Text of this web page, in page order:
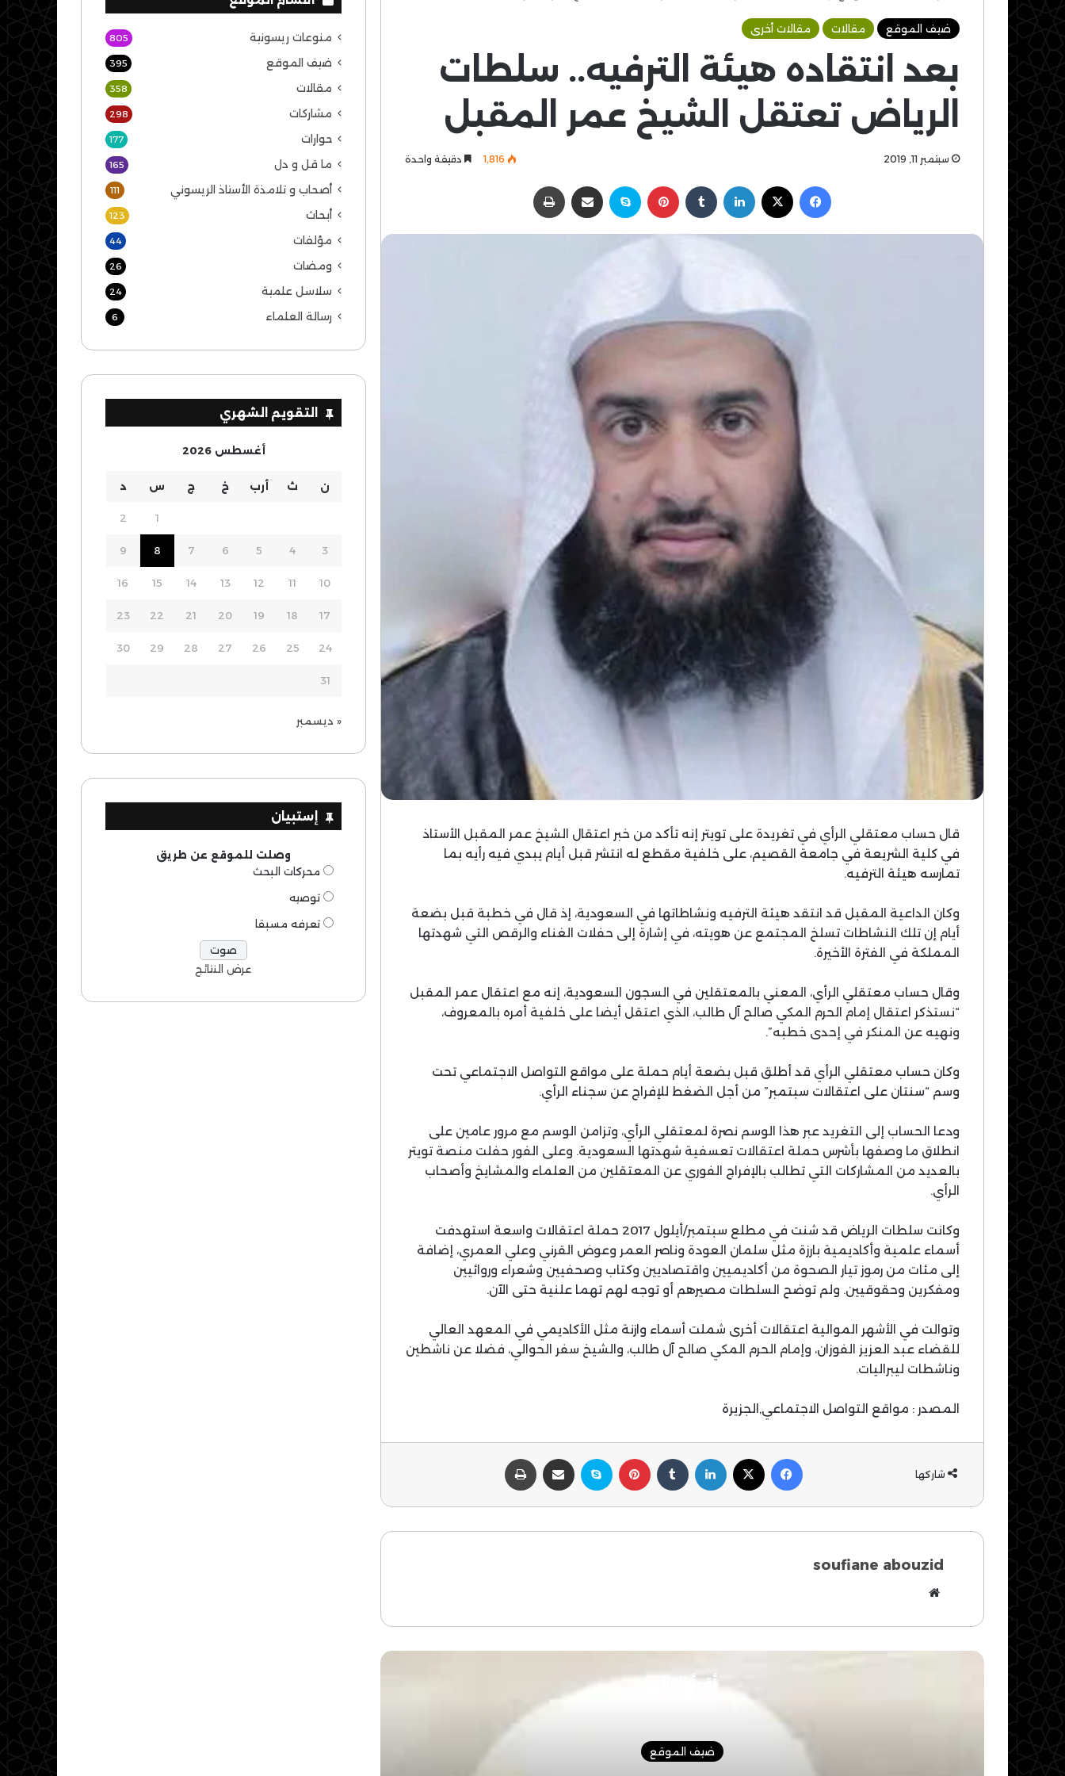
ضيف الموقع مقالات مقالات أخرى
بعد انتقاده هيئة الترفيه.. سلطات
الرياض تعتقل الشيخ عمر المقبل
سبتمبر 11, 2019 1٬816 دقيقة واحدة
فيسبوك لينكدإن بينتيريست سكايب مشاركة عبر البريد
قال حساب معتقلي الرأي في تغريدة على تويتر إنه تأكد من خبر اعتقال الشيخ عمر المقبل الأستاذ
في كلية الشريعة في جامعة القصيم، على خلفية مقطع له انتشر قبل أيام يبدي فيه رأيه بما
تمارسه هيئة الترفيه.
وكان الداعية المقبل قد انتقد هيئة الترفيه ونشاطاتها في السعودية، إذ قال في خطبة قبل بضعة
أيام إن تلك النشاطات تسلخ المجتمع عن هويته، في إشارة إلى حفلات الغناء والرقص التي شهدتها
المملكة في الفترة الأخيرة.
وقال حساب معتقلي الرأي، المعني بالمعتقلين في السجون السعودية، إنه مع اعتقال عمر المقبل
“نستذكر اعتقال إمام الحرم المكي صالح آل طالب، الذي اعتقل أيضا على خلفية أمره بالمعروف،
ونهيه عن المنكر في إحدى خطبه”.
وكان حساب معتقلي الرأي قد أطلق قبل بضعة أيام حملة على مواقع التواصل الاجتماعي تحت
وسم “سنتان على اعتقالات سبتمبر” من أجل الضغط للإفراج عن سجناء الرأي.
ودعا الحساب إلى التغريد عبر هذا الوسم نصرة لمعتقلي الرأي، وتزامن الوسم مع مرور عامين على
انطلاق ما وصفها بأشرس حملة اعتقالات تعسفية شهدتها السعودية. وعلى الفور حفلت منصة تويتر
بالعديد من المشاركات التي تطالب بالإفراج الفوري عن المعتقلين من العلماء والمشايخ وأصحاب
الرأي.
وكانت سلطات الرياض قد شنت في مطلع سبتمبر/أيلول 2017 حملة اعتقالات واسعة استهدفت
أسماء علمية وأكاديمية بارزة مثل سلمان العودة وناصر العمر وعوض القرني وعلي العمري، إضافة
إلى مئات من رموز تيار الصحوة من أكاديميين واقتصاديين وكتاب وصحفيين وشعراء وروائيين
ومفكرين وحقوقيين. ولم توضح السلطات مصيرهم أو توجه لهم تهما علنية حتى الآن.
وتوالت في الأشهر الموالية اعتقالات أخرى شملت أسماء وازنة مثل الأكاديمي في المعهد العالي
للقضاء عبد العزيز الفوزان، وإمام الحرم المكي صالح آل طالب، والشيخ سفر الحوالي، فضلا عن ناشطين
وناشطات ليبراليات.
المصدر : مواقع التواصل الاجتماعي,الجزيرة
شاركها
فيسبوك لينكدإن بينتيريست سكايب مشاركة عبر البريد
soufiane abouzid
أقرأ التالي
ضيف الموقع
منوعات ريسونية 805
ضيف الموقع 395
مقالات 358
مشاركات 298
حوارات 177
ما قل و دل 165
أصحاب و تلامذة الأستاذ الريسوني 111
أبحاث 123
مؤلفات 44
ومضات 26
سلاسل علمية 24
رسالة العلماء 6
التقويم الشهري
أغسطس 2026
ن ث أرب خ ج س د
1
2
3
4
5
6
7
8
9
10
11
12
13
14
15
16
17
18
19
20
21
22
23
24
25
26
27
28
29
30
31
« ديسمبر
إستبيان
وصلت للموقع عن طريق
محركات البحث
توصيه
تعرفه مسبقا
عرض النتائج